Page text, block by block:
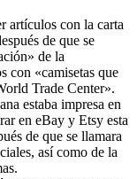
artículos con la carta
de que se
de la
con «camisetas que
Trade Center».
estaba impresa en
en eBay y Etsy esta
de que se llamara
así como de la